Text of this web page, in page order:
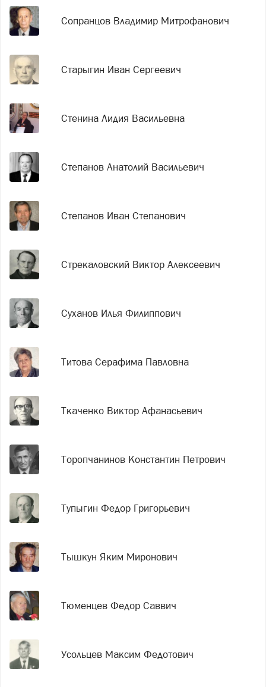
Сопранцов Владимир Митрофанович
Старыгин Иван Сергеевич
Стенина Лидия Васильевна
Степанов Анатолий Васильевич
Степанов Иван Степанович
Стрекаловский Виктор Алексеевич
Суханов Илья Филиппович
Титова Серафима Павловна
Ткаченко Виктор Афанасьевич
Торопчанинов Константин Петрович
Тупыгин Федор Григорьевич
Тышкун Яким Миронович
Тюменцев Федор Саввич
Усольцев Максим Федотович